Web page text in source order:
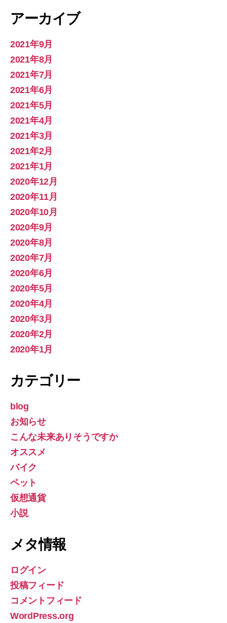
アーカイブ
2021年9月
2021年8月
2021年7月
2021年6月
2021年5月
2021年4月
2021年3月
2021年2月
2021年1月
2020年12月
2020年11月
2020年10月
2020年9月
2020年8月
2020年7月
2020年6月
2020年5月
2020年4月
2020年3月
2020年2月
2020年1月
カテゴリー
blog
お知らせ
こんな未来ありそうですか
オススメ
バイク
ペット
仮想通貨
小説
メタ情報
ログイン
投稿フィード
コメントフィード
WordPress.org